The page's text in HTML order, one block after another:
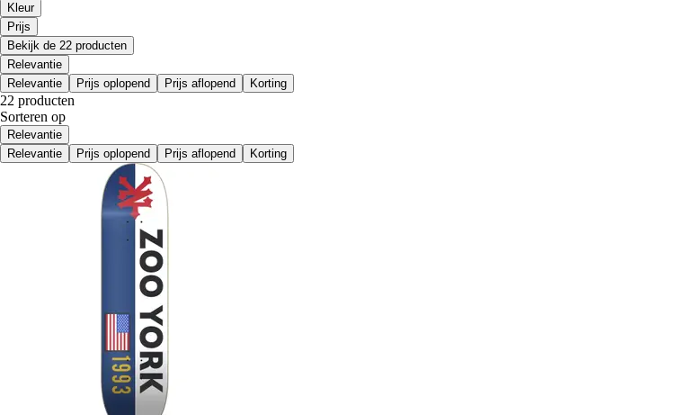
Kleur
Prijs
Bekijk de 22 producten
Relevantie
Relevantie
Prijs oplopend Prijs aflopend Korting
22 producten
Sorteren op
Relevantie
Relevantie
Prijs oplopend Prijs aflopend Korting